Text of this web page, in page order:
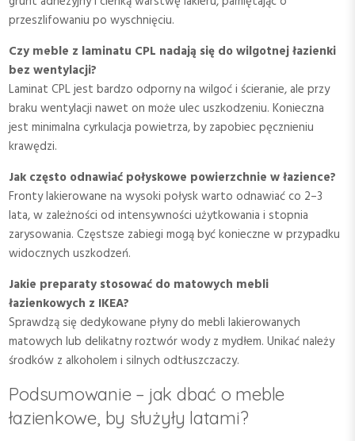
przeszlifowaniu po wyschnięciu.
Czy meble z laminatu CPL nadają się do wilgotnej łazienki
bez wentylacji?
Laminat CPL jest bardzo odporny na wilgoć i ścieranie, ale przy
braku wentylacji nawet on może ulec uszkodzeniu. Konieczna
jest minimalna cyrkulacja powietrza, by zapobiec pęcznieniu
krawędzi.
Jak często odnawiać połyskowe powierzchnie w łazience?
Fronty lakierowane na wysoki połysk warto odnawiać co 2–3
lata, w zależności od intensywności użytkowania i stopnia
zarysowania. Częstsze zabiegi mogą być konieczne w przypadku
widocznych uszkodzeń.
Jakie preparaty stosować do matowych mebli
łazienkowych z IKEA?
Sprawdzą się dedykowane płyny do mebli lakierowanych
matowych lub delikatny roztwór wody z mydłem. Unikać należy
środków z alkoholem i silnych odtłuszczaczy.
Podsumowanie – jak dbać o meble
łazienkowe, by służyły latami?